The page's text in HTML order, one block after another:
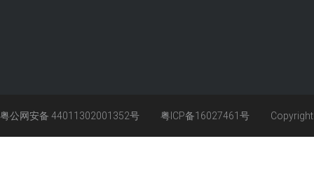
粤公网安备 44011302001352号 粤ICP备16027461号